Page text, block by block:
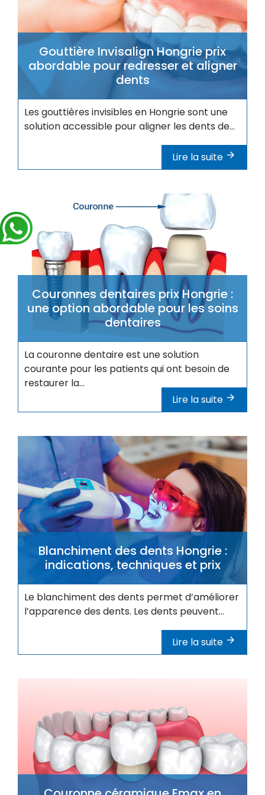
Gouttière Invisalign Hongrie prix
abordable pour redresser et aligner
dents
Les gouttières invisibles en Hongrie sont une
solution accessible pour aligner les dents de...
Lire la suite
Couronnes dentaires prix Hongrie :
une option abordable pour les soins
dentaires
La couronne dentaire est une solution
courante pour les patients qui ont besoin de
restaurer la...
Lire la suite
Blanchiment des dents Hongrie :
indications, techniques et prix
Le blanchiment des dents permet d’améliorer
l’apparence des dents. Les dents peuvent...
Lire la suite